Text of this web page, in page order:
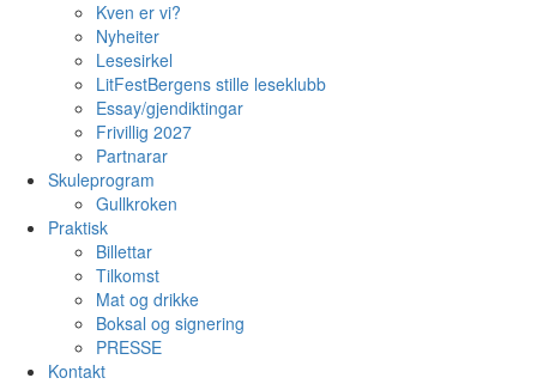
Kven er vi?
Nyheiter
Lesesirkel
LitFestBergens stille leseklubb
Essay/gjendiktingar
Frivillig 2027
Partnarar
Skuleprogram
Gullkroken
Praktisk
Billettar
Tilkomst
Mat og drikke
Boksal og signering
PRESSE
Kontakt